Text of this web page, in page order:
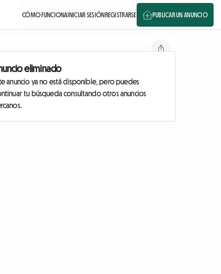
CÓMO FUNCIONAINICIAR SESIÓNREGISTRARSE PUBLICAR UN ANUNCIO
eliminado
anuncio ya no está disponible, pero puedes
tu búsqueda consultando otros anuncios